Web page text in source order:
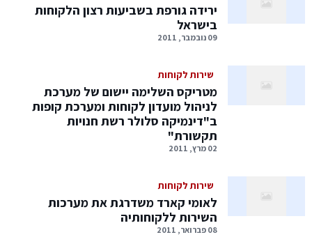
ירידה גורפת בשביעות רצון הלקוחות
בישראל
09 נובמבר, 2011
שירות לקוחות
מטריקס השלימה יישום של מערכת
לניהול מועדון לקוחות ומערכת קופות
ב"דינמיקה סלולר רשת חנויות
תקשורת"
02 מרץ, 2011
שירות לקוחות
לאומי קארד משדרגת את מערכות
השירות ללקוחותיה
08 פברואר, 2011